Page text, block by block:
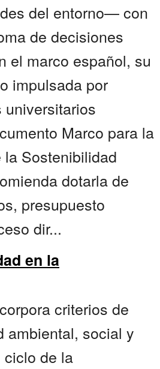
del entorno— con
de decisiones
el marco español, su
impulsada por
universitarios
Marco para la
Sostenibilidad
dotarla de
presupuesto
dir...
en la
criterios de
ambiental, social y
ciclo de la